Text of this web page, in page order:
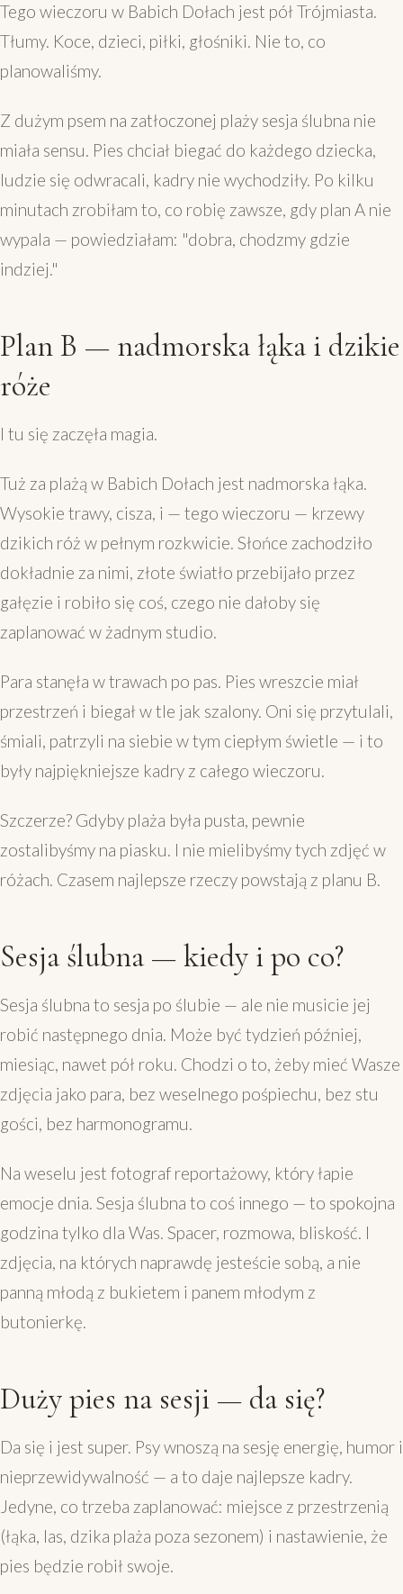
Tego wieczoru w Babich Doł­ach jest pół Trójmiasta.
Tłumy. Koce, dzieci, piłki, głośniki. Nie to, co
planowali­śmy.
Z dużym psem na zatłoczonej plaży sesja ślubna nie
miała sensu. Pies chciał biegać do każdego dziecka,
ludzie się odwracali, kadry nie wychodziły. Po kilku
minutach zrobiłam to, co robię zawsze, gdy plan A nie
wypala — powiedziałam: "dobra, chodzmy gdzie
indziej."
Plan B — nadmorska łąka i dzikie
róże
I tu się zaczęła magia.
Tuż za plażą w Babich Doł­ach jest nadmorska łąka.
Wysokie trawy, cisza, i — tego wieczoru — krzewy
dzikich róż w pełnym rozkwicie. Słońce zachodziło
dokładnie za nimi, złote światło przebijało przez
gałęzie i robiło się coś, czego nie dałoby się
zaplanować w żadnym studio.
Para stanęła w trawach po pas. Pies wreszcie miał
przestrzeń i biegał w tle jak szalony. Oni się przytulali,
śmiali, patrzyli na siebie w tym ciepłym świetle — i to
były najpiękniejsze kadry z całego wieczoru.
Szczerze? Gdyby plaża była pusta, pewnie
zostalibyśmy na piasku. I nie mielibyśmy tych zdjęć w
różach. Czasem najlepsze rzeczy powstają z planu B.
Sesja ślubna — kiedy i po co?
Sesja ślubna to sesja po ślubie — ale nie musicie jej
robić następnego dnia. Może być tydzień później,
miesiąc, nawet pół roku. Chodzi o to, żeby mieć Wasze
zdjęcia jako para, bez weselnego pośpiechu, bez stu
gości, bez harmonogramu.
Na weselu jest fotograf reportażowy, który łapie
emocje dnia. Sesja ślubna to coś innego — to spokojna
godzina tylko dla Was. Spacer, rozmowa, bliskość. I
zdjęcia, na których naprawdę jesteście sobą, a nie
panną młodą z bukietem i panem młodym z
butonierkę.
Duży pies na sesji — da się?
Da się i jest super. Psy wnoszą na sesję energię, humor i
nieprzewidywalność — a to daje najlepsze kadry.
Jedyne, co trzeba zaplanować: miejsce z przestrzenią
(łąka, las, dzika plaża poza sezonem) i nastawienie, że
pies będzie robił swoje.